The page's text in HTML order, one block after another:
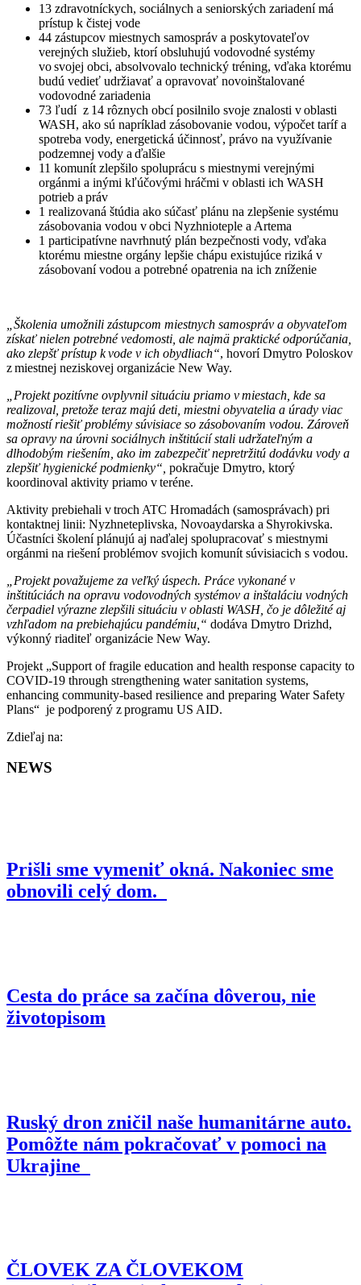
13 zdravotníckych, sociálnych a seniorských zariadení má
prístup k čistej vode
44 zástupcov miestnych samospráv a poskytovateľov
verejných služieb, ktorí obsluhujú vodovodné systémy
vo svojej obci, absolvovalo technický tréning, vďaka ktorému
budú vedieť udržiavať a opravovať novoinštalované
vodovodné zariadenia
73 ľudí z 14 rôznych obcí posilnilo svoje znalosti v oblasti
WASH, ako sú napríklad zásobovanie vodou, výpočet taríf a
spotreba vody, energetická účinnosť, právo na využívanie
podzemnej vody a ďalšie
11 komunít zlepšilo spoluprácu s miestnymi verejnými
orgánmi a inými kľúčovými hráčmi v oblasti ich WASH
potrieb a práv
1 realizovaná štúdia ako súčasť plánu na zlepšenie systému
zásobovania vodou v obci Nyzhnioteple a Artema
1 participatívne navrhnutý plán bezpečnosti vody, vďaka
ktorému miestne orgány lepšie chápu existujúce riziká v
zásobovaní vodou a potrebné opatrenia na ich zníženie
„Školenia umožnili zástupcom miestnych samospráv a obyvateľom
získať nielen potrebné vedomosti, ale najmä praktické odporúčania,
ako zlepšť prístup k vode v ich obydliach“, hovorí Dmytro Poloskov
z miestnej neziskovej organizácie New Way.
„Projekt pozitívne ovplyvnil situáciu priamo v miestach, kde sa
realizoval, pretože teraz majú deti, miestni obyvatelia a úrady viac
možností riešiť problémy súvisiace so zásobovaním vodou. Zároveň
sa opravy na úrovni sociálnych inštitúcií stali udržateľným a
dlhodobým riešením, ako im zabezpečiť nepretržitú dodávku vody a
zlepšiť hygienické podmienky“, pokračuje Dmytro, ktorý
koordinoval aktivity priamo v teréne.
Aktivity prebiehali v troch ATC Hromadách (samosprávach) pri
kontaktnej linii: Nyzhneteplivska, Novoaydarska a Shyrokivska.
Účastníci školení plánujú aj naďalej spolupracovať s miestnymi
orgánmi na riešení problémov svojich komunít súvisiacich s vodou.
„Projekt považujeme za veľký úspech. Práce vykonané v
inštitúciách na opravu vodovodných systémov a inštaláciu vodných
čerpadiel výrazne zlepšili situáciu v oblasti WASH, čo je dôležité aj
vzhľadom na prebiehajúcu pandémiu,“ dodáva Dmytro Drizhd,
výkonný riaditeľ organizácie New Way.
Projekt „Support of fragile education and health response capacity to
COVID-19 through strengthening water sanitation systems,
enhancing community-based resilience and preparing Water Safety
Plans“ je podporený z programu US AID.
Zdieľaj na:
NEWS
Prišli sme vymeniť okná. Nakoniec sme
obnovili celý dom.
Cesta do práce sa začína dôverou, nie
životopisom
Ruský dron zničil naše humanitárne auto.
Pomôžte nám pokračovať v pomoci na
Ukrajine
ČLOVEK ZA ČLOVEKOM